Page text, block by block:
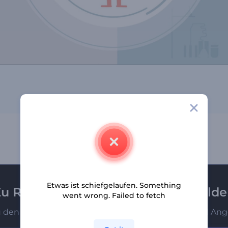
Renderforest-Newsletter
den Ersten, die unsere neuesten Nachrichten und
Etwas ist schiefgelaufen. Something
went wrong. Failed to fetch